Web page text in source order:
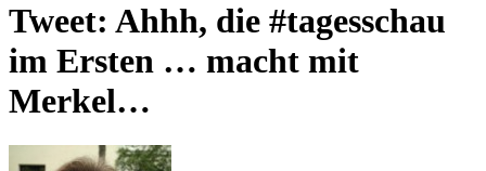
Tweet: Ahhh, die #tagesschau
im Ersten … macht mit
Merkel…